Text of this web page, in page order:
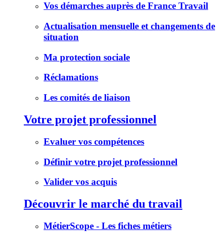
Vos démarches auprès de France Travail
Actualisation mensuelle et changements de
situation
Ma protection sociale
Réclamations
Les comités de liaison
Votre projet professionnel
Evaluer vos compétences
Définir votre projet professionnel
Valider vos acquis
Découvrir le marché du travail
MétierScope - Les fiches métiers